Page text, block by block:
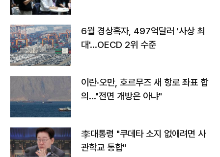
6월 경상흑자, 497억달러 '사상 최
대'…OECD 2위 수준
이란·오만, 호르무즈 새 항로 좌표 합
의…"전면 개방은 아냐"
李대통령 "쿠데타 소지 없애려면 사
관학교 통합"